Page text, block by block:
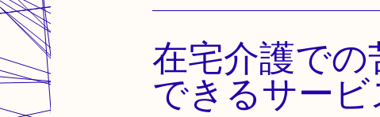
在宅介護で
できるサービ